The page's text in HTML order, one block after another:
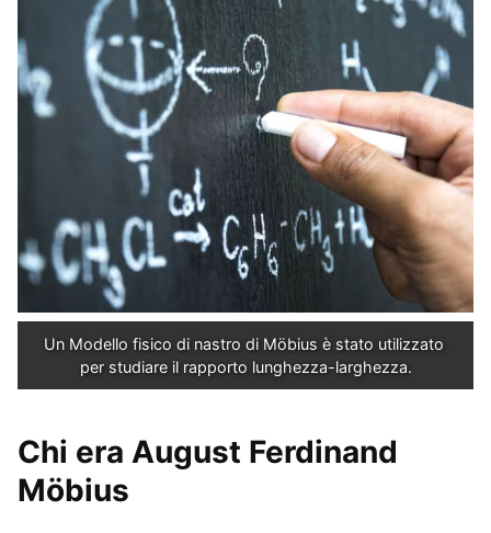
Un Modello fisico di nastro di Möbius è stato utilizzato
per studiare il rapporto lunghezza-larghezza.
Chi era August Ferdinand
Möbius